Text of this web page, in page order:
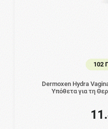
102
Dermoxen Hydra
Υπόθετα για τη